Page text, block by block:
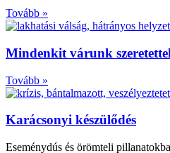
Tovább »
Mindenkit várunk
Tovább »
Karácsonyi készülődés
Eseménydús és örömteli